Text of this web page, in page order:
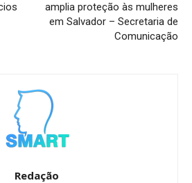
amplia proteção às mulheres
em Salvador – Secretaria de
Comunicação
Redação